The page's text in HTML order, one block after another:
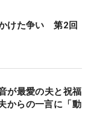
る。
うち、2度の2
感を見せてい
トを生かし、上
たい。
かけた争い 第2回
が最愛の夫と祝福
らの一言に「動